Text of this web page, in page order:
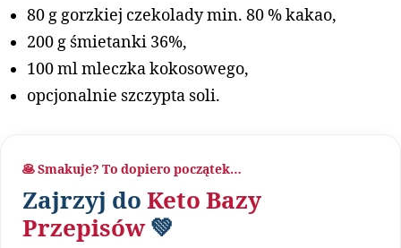
80 g gorzkiej czekolady min. 80 % kakao,
200 g śmietanki 36%,
100 ml mleczka kokosowego,
opcjonalnie szczypta soli.
🥞 Smakuje? To dopiero początek…
Zajrzyj do Keto Bazy
Przepisów💚